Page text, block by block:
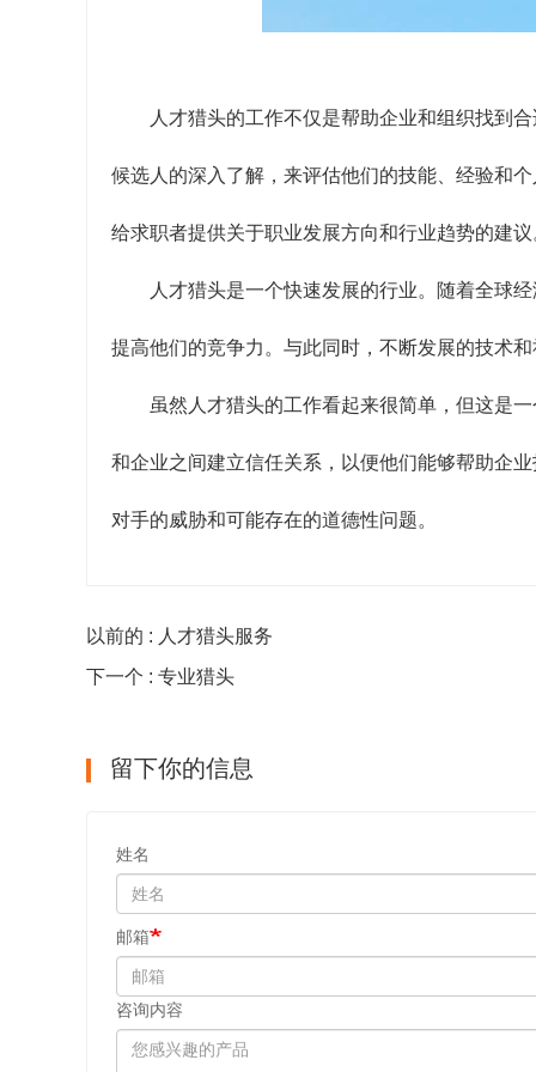
人才猎头的工作不仅是帮助企业和组织找到
候选人的深入了解，来评估他们的技能、经验和
给求职者提供关于职业发展方向和行业趋势的建议
人才猎头是一个快速发展的行业。随着全球
提高他们的竞争力。与此同时，不断发展的技术
虽然人才猎头的工作看起来很简单，但这是
和企业之间建立信任关系，以便他们能够帮助企
对手的威胁和可能存在的道德性问题。
以前的 : 人才猎头服务
下一个 : 专业猎头
留下你的信息
姓名
邮箱
咨询内容